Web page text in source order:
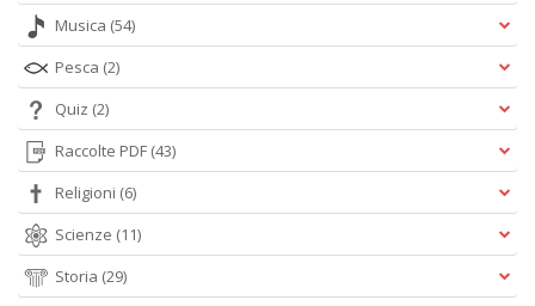
Musica (54)
Pesca (2)
Quiz (2)
Raccolte PDF (43)
Religioni (6)
Scienze (11)
Storia (29)